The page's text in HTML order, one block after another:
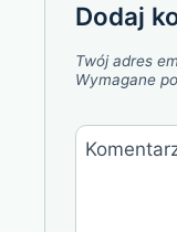
Dodaj
Twój adres
Wymagane